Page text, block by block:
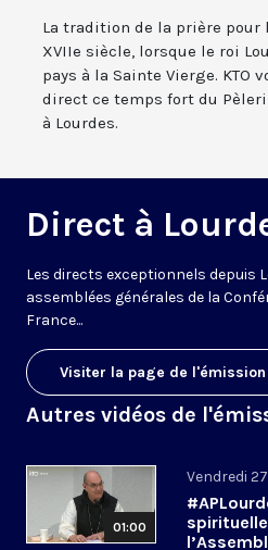
La tradition de la prière pour
XVIIe siècle, lorsque le roi
pays à la Sainte Vierge. KTO
direct ce temps fort du
à Lourdes.
Direct à
Les directs exceptionnels depuis
assemblées générales de la
France...
Visiter la page de l'émission
Autres vidéos de
01:00
Vendredi